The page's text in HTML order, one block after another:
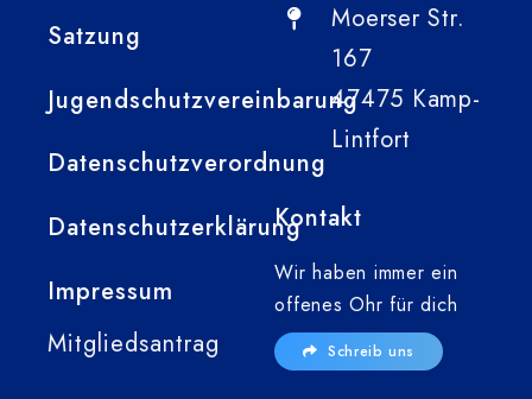
Satzung
Jugendschutzvereinbarung
Datenschutzverordnung
Datenschutzerklärung
Impressum
Mitgliedsantrag
Moerser Str.
167
47475 Kamp-
Lintfort
Kontakt
Wir haben immer ein
offenes Ohr für dich
Schreib uns